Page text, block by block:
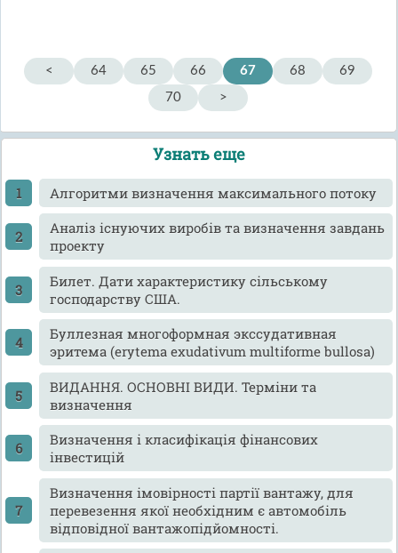
< 64 65 66 67 68
69
70
>
Узнать еще
Алгоритми визначення максимального потоку
Аналіз існуючих виробів та визначення завдань
проекту
Билет. Дати характеристику сільському
господарству США.
Буллезная многоформная экссудативная
эритема (erytema exudativum multiforme bullosa)
ВИДАННЯ. ОСНОВНІ ВИДИ. Терміни та
визначення
Визначення і класифікація фінансових
інвестицій
Визначення імовірності партії вантажу, для
перевезення якої необхідним є автомобіль
відповідної вантажопідйомності.